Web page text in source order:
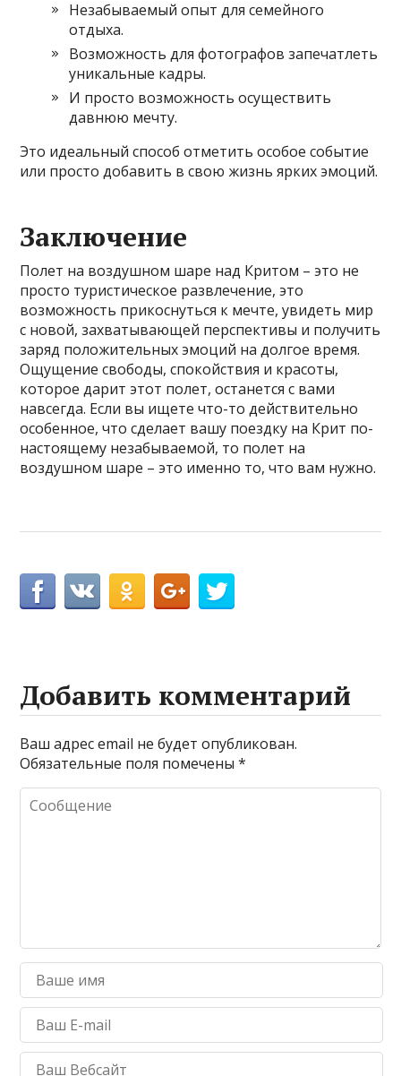
Незабываемый опыт для семейного
отдыха.
Возможность для фотографов запечатлеть
уникальные кадры.
И просто возможность осуществить
давнюю мечту.
Это идеальный способ отметить особое событие
или просто добавить в свою жизнь ярких эмоций.
Заключение
Полет на воздушном шаре над Критом – это не
просто туристическое развлечение, это
возможность прикоснуться к мечте, увидеть мир
с новой, захватывающей перспективы и получить
заряд положительных эмоций на долгое время.
Ощущение свободы, спокойствия и красоты,
которое дарит этот полет, останется с вами
навсегда. Если вы ищете что-то действительно
особенное, что сделает вашу поездку на Крит по-
настоящему незабываемой, то полет на
воздушном шаре – это именно то, что вам нужно.
Добавить комментарий
Ваш адрес email не будет опубликован.
Обязательные поля помечены*